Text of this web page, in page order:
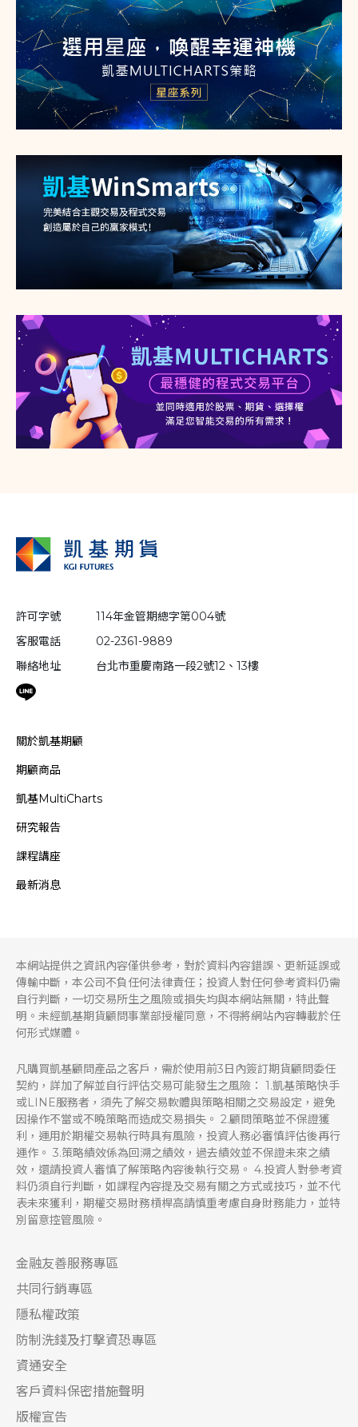
許可字號
114年金管期總字第004號
客服電話
02-2361-9889
聯絡地址
台北市重慶南路一段2號12、13樓
關於凱基期顧
期顧商品
凱基MultiCharts
研究報告
課程講座
最新消息
本網站提供之資訊內容僅供參考，對於資料內容錯誤、更新延誤或
傳輸中斷，本公司不負任何法律責任；投資人對任何參考資料仍需
自行判斷，一切交易所生之風險或損失均與本網站無關，特此聲
明。未經凱基期貨顧問事業部授權同意，不得將網站內容轉載於任
何形式媒體。
凡購買凱基顧問產品之客戶，需於使用前3日內簽訂期貨顧問委任
契約，詳加了解並自行評估交易可能發生之風險： 1.凱基策略快手
或LINE服務者，須先了解交易軟體與策略相關之交易設定，避免
因操作不當或不曉策略而造成交易損失。 2.顧問策略並不保證獲
利，運用於期權交易執行時具有風險，投資人務必審慎評估後再行
運作。 3.策略績效係為回溯之績效，過去績效並不保證未來之績
效，還請投資人審慎了解策略內容後執行交易。 4.投資人對參考資
料仍須自行判斷，如課程內容提及交易有關之方式或技巧，並不代
表未來獲利，期權交易財務槓桿高請慎重考慮自身財務能力，並特
別留意控管風險。
金融友善服務專區
共同行銷專區
隱私權政策
防制洗錢及打擊資恐專區
資通安全
客戶資料保密措施聲明
版權宣告